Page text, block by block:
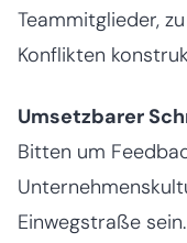
Teammitglieder,
Konflikten
Umsetzbarer
Bitten um
Einwegstraße